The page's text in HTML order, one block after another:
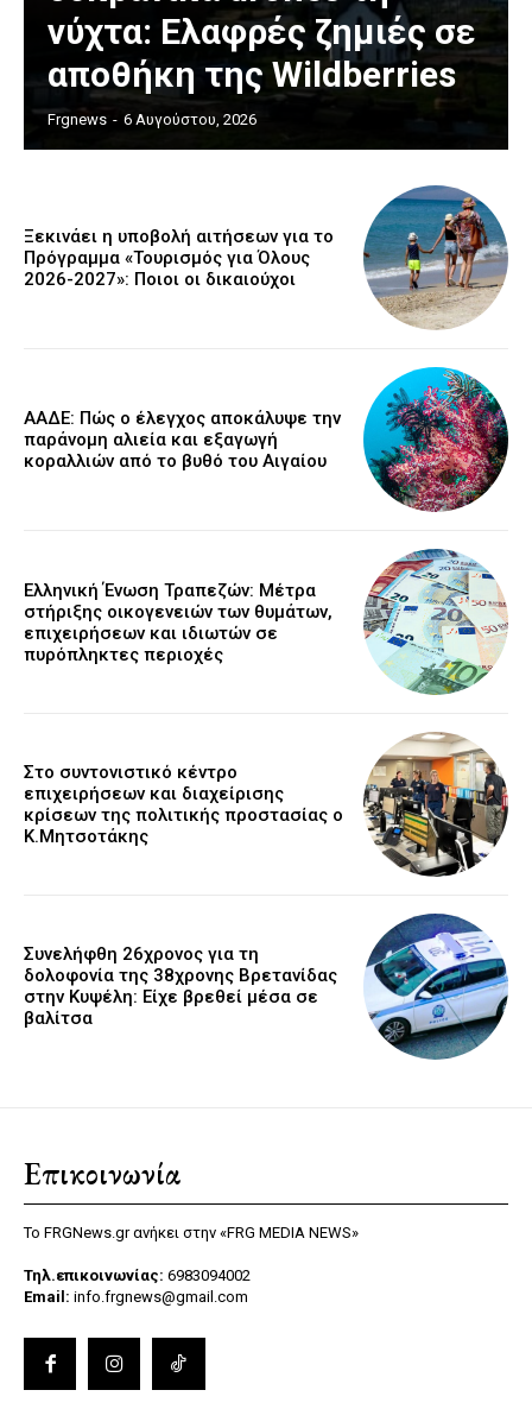
νύχτα: Ελαφρές ζημιές σε
αποθήκη της Wildberries
Frgnews - 6 Αυγούστου, 2026
Ξεκινάει η υποβολή αιτήσεων για το
Πρόγραμμα «Τουρισμός για Όλους
2026-2027»: Ποιοι οι δικαιούχοι
ΑΑΔΕ: Πώς ο έλεγχος αποκάλυψε την
παράνομη αλιεία και εξαγωγή
κοραλλιών από το βυθό του Αιγαίου
Ελληνική Ένωση Τραπεζών: Μέτρα
στήριξης οικογενειών των θυμάτων,
επιχειρήσεων και ιδιωτών σε
πυρόπληκτες περιοχές
Στο συντονιστικό κέντρο
επιχειρήσεων και διαχείρισης
κρίσεων της πολιτικής προστασίας ο
Κ.Μητσοτάκης
Συνελήφθη 26χρονος για τη
δολοφονία της 38χρονης Βρετανίδας
στην Κυψέλη: Είχε βρεθεί μέσα σε
βαλίτσα
Επικοινωνία
Το FRGNews.gr ανήκει στην «FRG MEDIA NEWS»
Τηλ.επικοινωνίας: 6983094002
Email: info.frgnews@gmail.com